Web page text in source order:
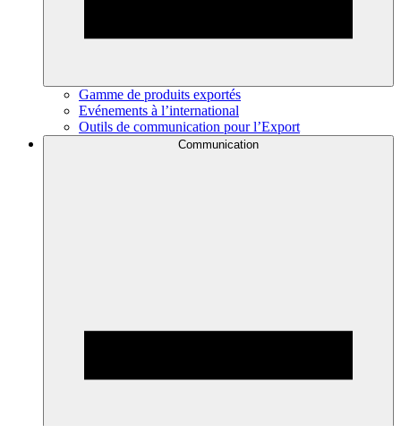
Gamme de produits exportés
Evénements à l’international
Outils de communication pour l’Export
Communication